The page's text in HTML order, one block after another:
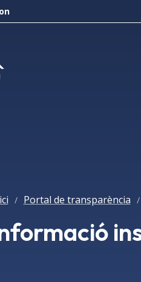
/ Portal de transparència /